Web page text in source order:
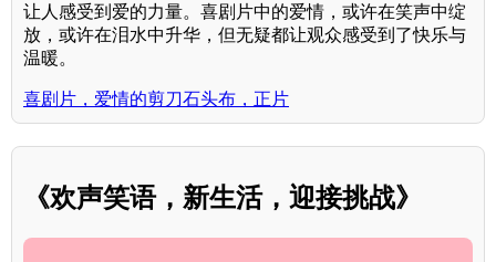
让人感受到爱的力量。喜剧片中的爱情，或许在笑声中绽
放，或许在泪水中升华，但无疑都让观众感受到了快乐与
温暖。
喜剧片，爱情的剪刀石头布，正片
《欢声笑语，新生活，迎接挑战》